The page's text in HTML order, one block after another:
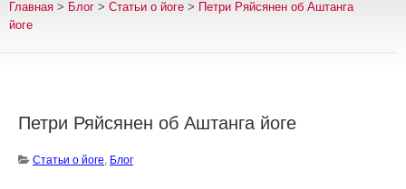
Главная > Блог > Cтатьи о йоге >
Петри Ряйсянен об Аштанга
йоге
Петри Ряйсянен об Аштанга йоге
Cтатьи о йоге, Блог